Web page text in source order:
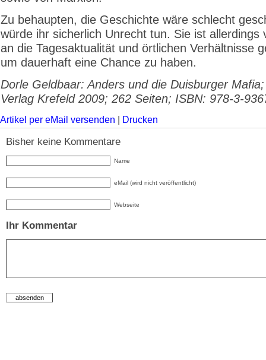
Zu behaupten, die Geschichte wäre schlecht
würde ihr sicherlich Unrecht tun. Sie ist allerdings
an die Tagesaktualität und örtlichen Verhältnisse
um dauerhaft eine Chance zu haben.
Dorle Geldbaar: Anders und die Duisburger
Verlag Krefeld 2009; 262 Seiten; ISBN: 978-3-
Artikel per eMail versenden Drucken
Bisher keine Kommentare
Name
eMail (wird nicht veröffentlicht)
Webseite
Ihr Kommentar